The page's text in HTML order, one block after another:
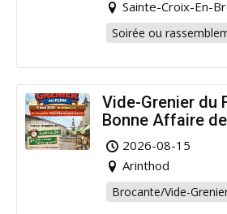
Sainte-Croix-En-
Soirée ou
Vide-Grenier du
Bonne Affaire de
Arinthod !
2026-08-15
Arinthod
Brocante/Vide-